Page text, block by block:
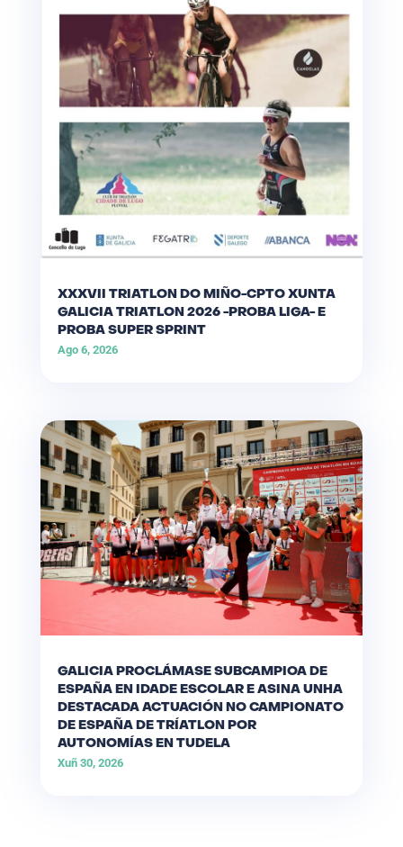
XXXVII TRIATLON DO MIÑO-CPTO XUNTA
GALICIA TRIATLON 2026 -PROBA LIGA- E
PROBA SUPER SPRINT
Ago 6, 2026
GALICIA PROCLÁMASE SUBCAMPIOA DE
ESPAÑA EN IDADE ESCOLAR E ASINA UNHA
DESTACADA ACTUACIÓN NO CAMPIONATO
DE ESPAÑA DE TRÍATLON POR
AUTONOMÍAS EN TUDELA
Xuñ 30, 2026